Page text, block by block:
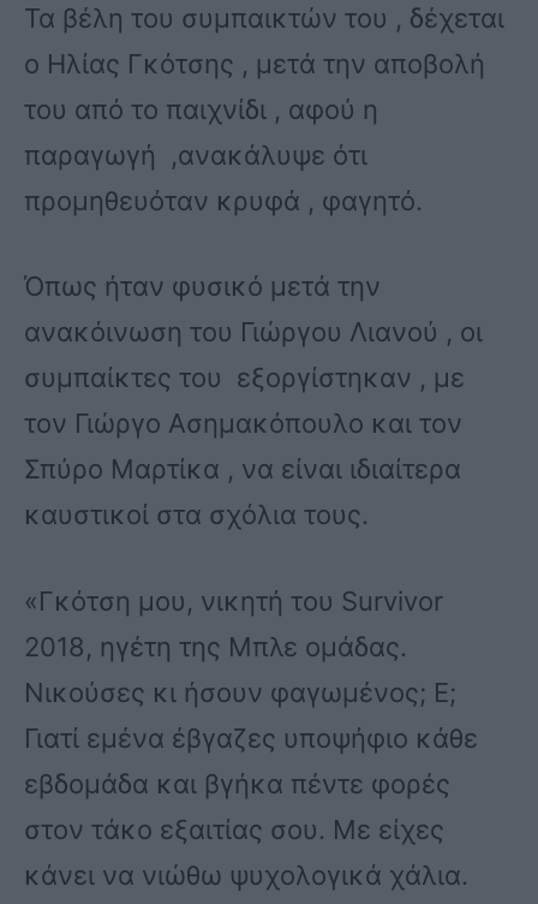
Τα βέλη του συμπαικτών του , δέχεται
ο Ηλίας Γκότσης , μετά την αποβολή
του από το παιχνίδι , αφού η
παραγωγή ,ανακάλυψε ότι
προμηθευόταν κρυφά , φαγητό.
Όπως ήταν φυσικό μετά την
ανακόινωση του Γιώργου Λιανού , οι
συμπαίκτες του εξοργίστηκαν , με
τον Γιώργο Ασημακόπουλο και τον
Σπύρο Μαρτίκα , να είναι ιδιαίτερα
καυστικοί στα σχόλια τους.
«Γκότση μου, νικητή του Survivor
2018, ηγέτη της Μπλε ομάδας.
Νικούσες κι ήσουν φαγωμένος; Ε;
Γιατί εμένα έβγαζες υποψήφιο κάθε
εβδομάδα και βγήκα πέντε φορές
στον τάκο εξαιτίας σου. Με είχες
κάνει να νιώθω ψυχολογικά χάλια.